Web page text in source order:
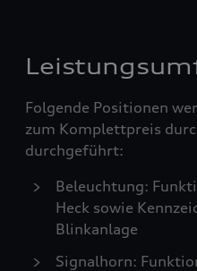
Folgende Positionen
zum Komplettpreis
durchgeführt:
Beleuchtung:
Heck sowie
Blinkanlage
Signalhorn: